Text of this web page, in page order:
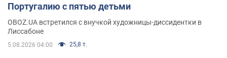
Португалию с пятью детьми
OBOZ.UA встретился с внучкой художницы-диссидентки в
Лиссабоне
5.08.2026 04:00 25,8 т.